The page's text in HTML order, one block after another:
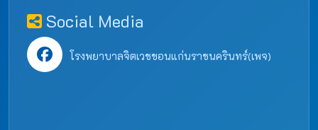
Social Media
โรงพยาบาลจิตเวชขอนแก่นราชนครินทร์(เพจ)